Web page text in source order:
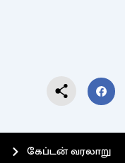
கேப்டன் வரலாறு